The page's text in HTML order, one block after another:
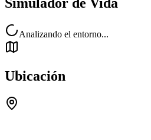
Analizando el entorno...
Ubicación